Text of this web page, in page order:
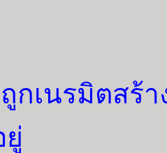
กเนรมิตสร้